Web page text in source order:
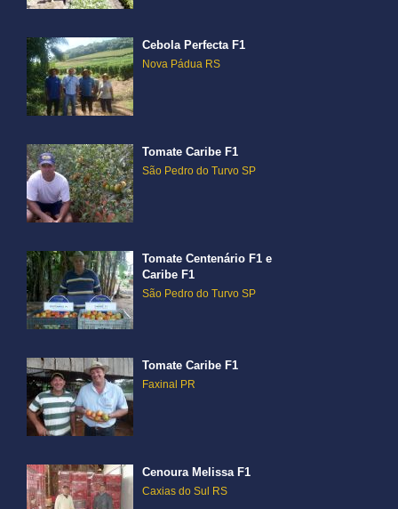
Cebola Perfecta F1
Nova Pádua RS
Tomate Caribe F1
São Pedro do Turvo SP
Tomate Centenário F1 e
Caribe F1
São Pedro do Turvo SP
Tomate Caribe F1
Faxinal PR
Cenoura Melissa F1
Caxias do Sul RS